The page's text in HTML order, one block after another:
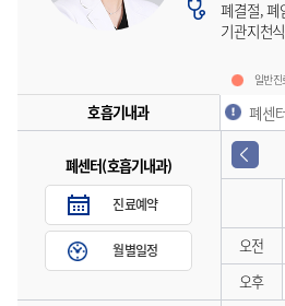
폐결절, 폐
기관지천
일반진
호흡기내과 폐센
폐센터(호흡기내과)
진료예약
월별일정
오전
오후